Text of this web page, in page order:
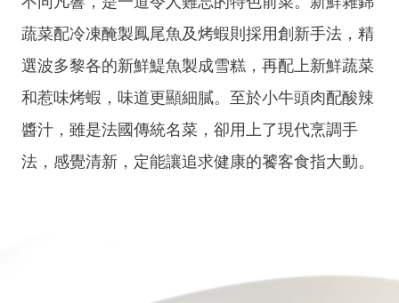
蔬菜配冷凍醃製鳳尾魚及烤蝦則採用創新手法，精
選波多黎各的新鮮鯷魚製成雪糕，再配上新鮮蔬菜
和惹味烤蝦，味道更顯細膩。至於小牛頭肉配酸辣
醬汁，雖是法國傳統名菜，卻用上了現代烹調手
法，感覺清新，定能讓追求健康的饕客食指大動。